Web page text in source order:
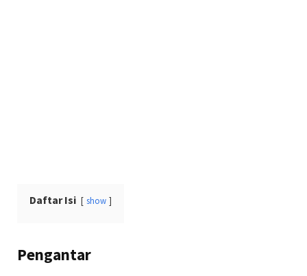
Daftar Isi show
Pengantar